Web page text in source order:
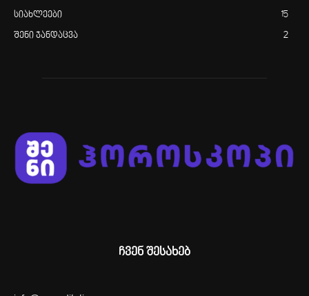
სიახლეები 15
შენი ჯანდაცვა 2
ჩვენ შესახებ